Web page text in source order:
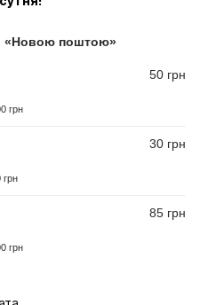
«Новою поштою»
грн
50 грн
грн
30 грн
грн
85 грн